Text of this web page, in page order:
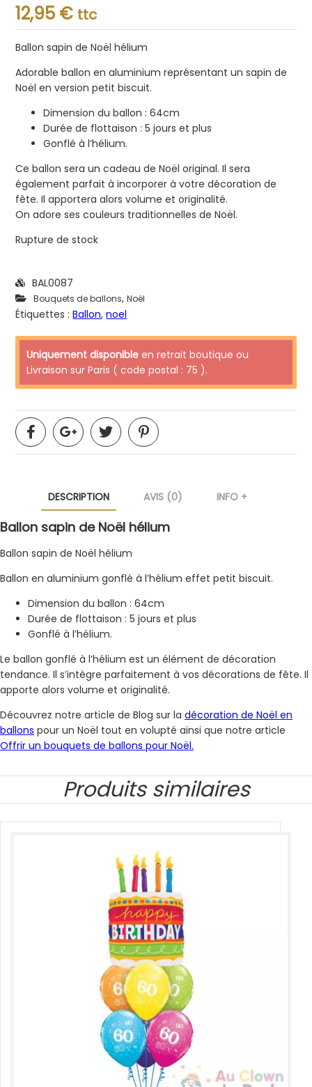
Note
0.001
sur
12,95 € ttc
Ballon sapin de Noël hélium
Adorable ballon en aluminium représentant un sapin de
Noël en version petit biscuit.
Dimension du ballon : 64cm
Durée de flottaison : 5 jours et plus
Gonflé à l’hélium.
Ce ballon sera un cadeau de Noël original. Il sera
également parfait à incorporer à votre décoration de
fête. Il apportera alors volume et originalité.
On adore ses couleurs traditionnelles de Noël.
Rupture de stock
BAL0087
Bouquets de ballons,Noël
Étiquettes :Ballon,noel
Uniquement disponible en retrait boutique ou
Livraison sur Paris ( code postal : 75 ).
DESCRIPTION AVIS (0) INFO +
Ballon sapin de Noël hélium
Ballon sapin de Noël hélium
Ballon en aluminium gonflé à l’hélium effet petit biscuit.
Dimension du ballon : 64cm
Durée de flottaison : 5 jours et plus
Gonflé à l’hélium.
Le ballon gonflé à l’hélium est un élément de décoration
tendance. Il s’intègre parfaitement à vos décorations de fête. Il
apporte alors volume et originalité.
Découvrez notre article de Blog sur la décoration de Noël en
ballons pour un Noël tout en volupté ainsi que notre article
Offrir un bouquets de ballons pour Noël.
Produits similaires